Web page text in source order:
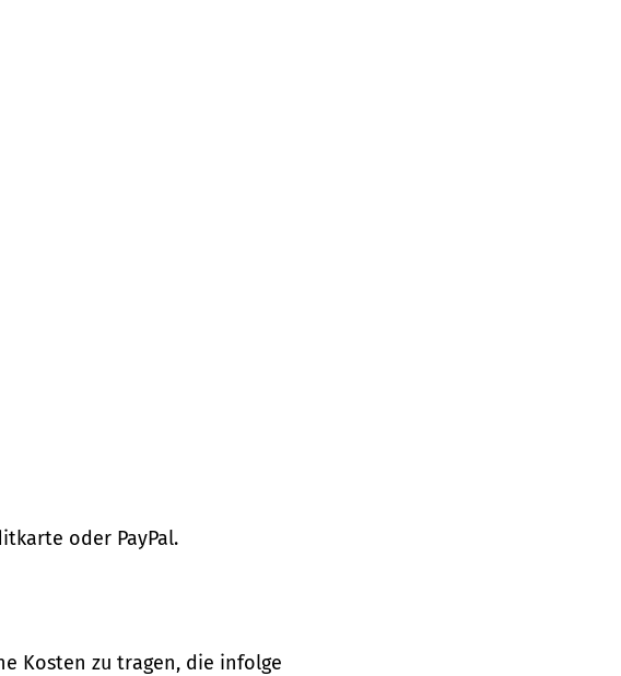
oder PayPal.
Kosten zu tragen, die infolge